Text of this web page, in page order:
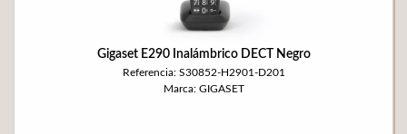
Gigaset E290 Inalámbrico DECT Negro
Referencia: S30852-H2901-D201
Marca: GIGASET